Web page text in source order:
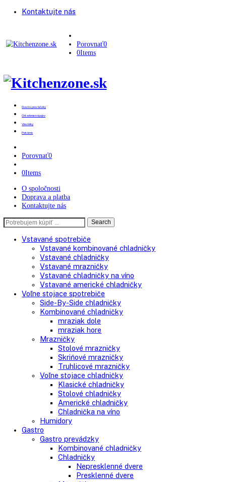
Kontaktujte nás
Porovnať
0Items
Gastro prevádzky
Porovnať
0Items
O spoločnosti
Doprava a platba
Kontaktujte nás
Search Search
Vstavané spotrebiče
Vstavané kombinované chladničky
Vstavané chladničky
Vstavané mrazničky
Vstavané chladničky na víno
Vstavané americké chladničky
Voľne stojace spotrebiče
Side-By-Side chladničky
Kombinované chladničky
mraziak dole
mraziak hore
Mrazničky
Stolové mrazničky
Skriňové mrazničky
Truhlicové mrazničky
Voľne stojace chladničky
Klasické chladničky
Stolové chladničky
Americké chladničky
Chladnička na víno
Humidory